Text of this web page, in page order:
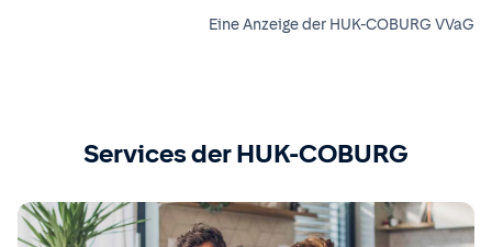
Eine Anzeige der HUK-COBURG VVaG
Services der HUK-COBURG